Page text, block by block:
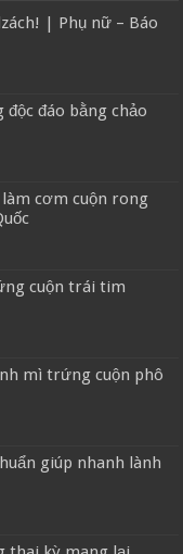
| Phụ nữ – Báo
đáo bằng chảo
cơm cuộn rong
cuộn trái tim
mì trứng cuộn phô
giúp nhanh lành